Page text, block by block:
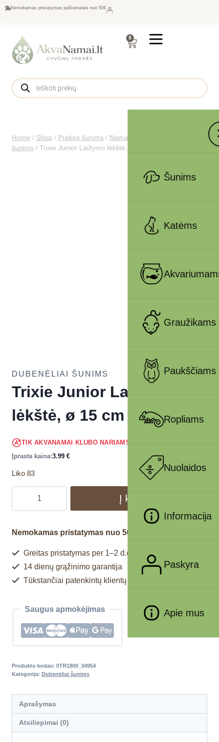
Nemokamas pristatymas paštomatais nuo 50€
0
Šunims
Katėms
Graužikams
Paukščiams
Ropliams
Nuolaidos
Informacija
Paskyra
Apie mus
Home / Shop / Prekės šunims / Namams šunims
šunims / Trixie Junior Laižymo lėkštė, ø 15 cm
DUBENĖLIAI ŠUNIMS
Trixie Junior Laižymo
lėkštė, ø 15 cm
TIK AKVANAMAI KLUBO NARIAMS
Įprasta kaina:3.99 €
Liko 83
Į krepšelį
Nemokamas pristatymas nuo 50€
Greitas pristatymas per 1–2 d.d.
14 dienų grąžinimo garantija
Tūkstančiai patenkintų klientų
Saugus apmokėjimas
Produkto kodas: 0TR1800_34954
Kategorija: Dubenėliai šunims
Aprašymas
Atsiliepimai (0)